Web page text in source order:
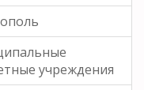
учреждения